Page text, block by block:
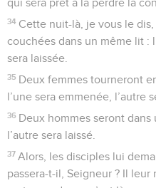
qui sera prêt à la perdre la
34 Cette nuit-là, je vous le
couchées dans un même lit :
sera laissée.
35 Deux femmes tourneront
l’une sera emmenée, l’autre
36 Deux hommes seront dans
l’autre sera laissé.
37 Alors, les disciples lui
passera-t-il, Seigneur ? Il